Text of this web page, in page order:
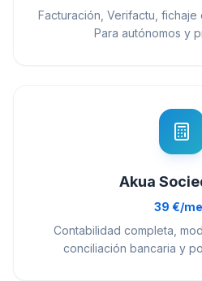
Facturación, Verifactu, fichaje
Para autónomos y
Akua
39 €/
Contabilidad completa,
conciliación bancaria y